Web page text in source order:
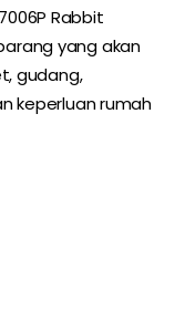
Rabbit
yang akan
,gudang,
keperluan rumah